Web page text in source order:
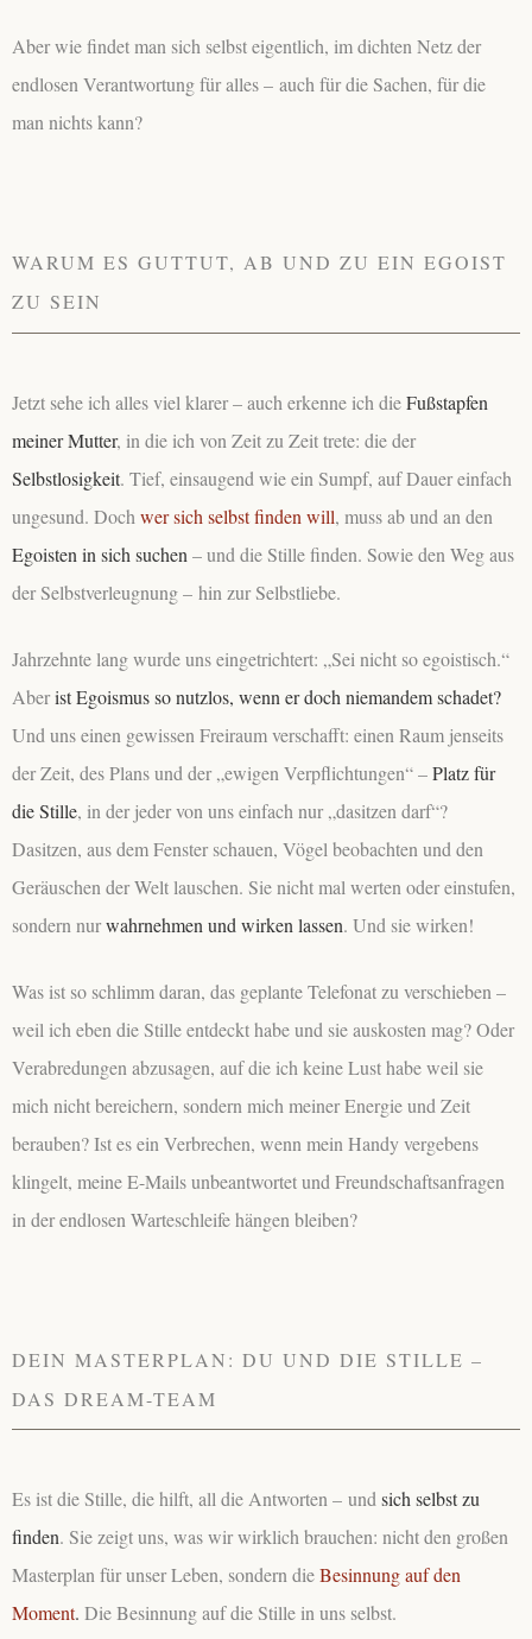
Aber wie findet man sich selbst eigentlich, im dichten Netz der
endlosen Verantwortung für alles – auch für die Sachen, für die
man nichts kann?
WARUM ES GUTTUT, AB UND ZU EIN EGOIST
ZU SEIN
Jetzt sehe ich alles viel klarer – auch erkenne ich dieFußstapfen
meiner Mutter, in die ich von Zeit zu Zeit trete: die der
Selbstlosigkeit. Tief, einsaugend wie ein Sumpf, auf Dauer einfach
ungesund. Doch wer sich selbst finden will, muss ab und an den
Egoisten in sich suchen – und die Stille finden. Sowie den Weg aus
der Selbstverleugnung – hin zur Selbstliebe.
Jahrzehnte lang wurde uns eingetrichtert: „Sei nicht so egoistisch.“
Aberist Egoismus so nutzlos, wenn er doch niemandem schadet?
Und uns einen gewissen Freiraum verschafft: einen Raum jenseits
der Zeit, des Plans und der „ewigen Verpflichtungen“ –Platz für
die Stille, in der jeder von uns einfach nur „dasitzen darf“?
Dasitzen, aus dem Fenster schauen, Vögel beobachten und den
Geräuschen der Welt lauschen. Sie nicht mal werten oder einstufen,
sondern nurwahrnehmen und wirken lassen. Und sie wirken!
Was ist so schlimm daran, das geplante Telefonat zu verschieben –
weil ich eben die Stille entdeckt habe und sie auskosten mag? Oder
Verabredungen abzusagen, auf die ich keine Lust habe weil sie
mich nicht bereichern, sondern mich meiner Energie und Zeit
berauben? Ist es ein Verbrechen, wenn mein Handy vergebens
klingelt, meine E-Mails unbeantwortet und Freundschaftsanfragen
in der endlosen Warteschleife hängen bleiben?
DEIN MASTERPLAN: DU UND DIE STILLE –
DAS DREAM-TEAM
Es ist die Stille, die hilft, all die Antworten – und sich selbst zu
finden. Sie zeigt uns, was wir wirklich brauchen: nicht den großen
Masterplan für unser Leben, sondern dieBesinnung auf den
Moment. Die Besinnung auf die Stille in uns selbst.